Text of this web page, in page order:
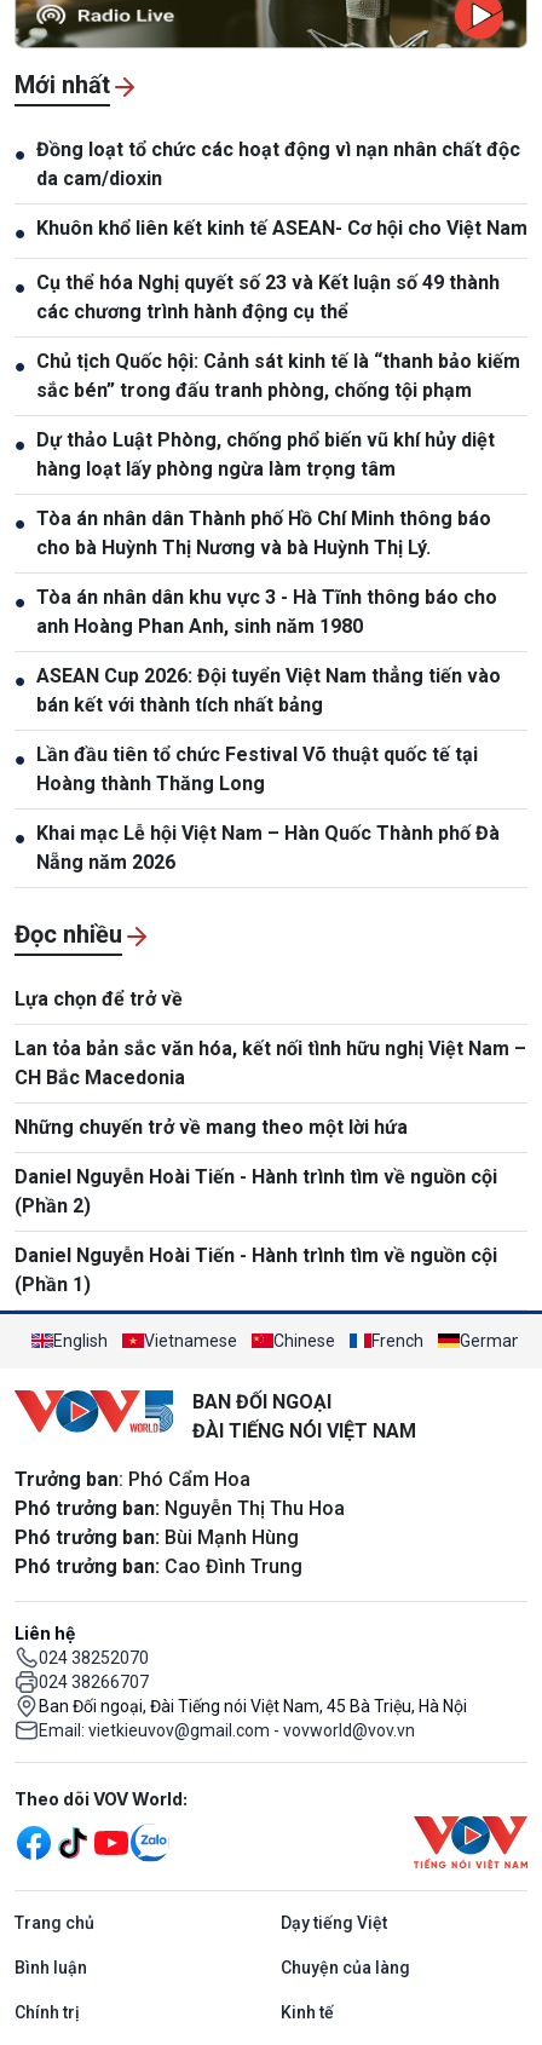
Mới nhất
● Đồng loạt tổ chức các hoạt động vì nạn nhân chất độc
da cam/dioxin
● Khuôn khổ liên kết kinh tế ASEAN- Cơ hội cho Việt Nam
● Cụ thể hóa Nghị quyết số 23 và Kết luận số 49 thành
các chương trình hành động cụ thể
● Chủ tịch Quốc hội: Cảnh sát kinh tế là “thanh bảo kiếm
sắc bén” trong đấu tranh phòng, chống tội phạm
● Dự thảo Luật Phòng, chống phổ biến vũ khí hủy diệt
hàng loạt lấy phòng ngừa làm trọng tâm
● Tòa án nhân dân Thành phố Hồ Chí Minh thông báo
cho bà Huỳnh Thị Nương và bà Huỳnh Thị Lý.
● Tòa án nhân dân khu vực 3 - Hà Tĩnh thông báo cho
anh Hoàng Phan Anh, sinh năm 1980
● ASEAN Cup 2026: Đội tuyển Việt Nam thẳng tiến vào
bán kết với thành tích nhất bảng
● Lần đầu tiên tổ chức Festival Võ thuật quốc tế tại
Hoàng thành Thăng Long
● Khai mạc Lễ hội Việt Nam – Hàn Quốc Thành phố Đà
Nẵng năm 2026
Đọc nhiều
Lựa chọn để trở về
Lan tỏa bản sắc văn hóa, kết nối tình hữu nghị Việt Nam –
CH Bắc Macedonia
Những chuyến trở về mang theo một lời hứa
Daniel Nguyễn Hoài Tiến - Hành trình tìm về nguồn cội
(Phần 2)
Daniel Nguyễn Hoài Tiến - Hành trình tìm về nguồn cội
(Phần 1)
English Vietnamese Chinese French German
BAN ĐỐI NGOẠI
ĐÀI TIẾNG NÓI VIỆT NAM
Trưởng ban: Phó Cẩm Hoa
Phó trưởng ban: Nguyễn Thị Thu Hoa
Phó trưởng ban: Bùi Mạnh Hùng
Phó trưởng ban: Cao Đình Trung
Liên hệ
024 38252070
024 38266707
Ban Đối ngoại, Đài Tiếng nói Việt Nam, 45 Bà Triệu, Hà Nội
Email: vietkieuvov@gmail.com - vovworld@vov.vn
Mạng xã hội
Theo dõi VOV World:
Trang chủ Dạy tiếng Việt
Bình luận Chuyện của làng
Chính trị Kinh tế